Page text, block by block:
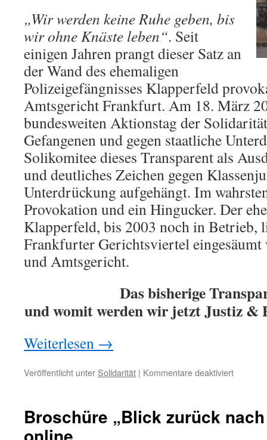
„Wir werden keine Ruhe geben, bis
wir ohne Knäste leben“. Seit
einigen Jahren prangt dieser Satz an
der Wand des ehemaligen
Polizeigefängnisses Klapperfeld
Amtsgericht Frankfurt. Am 18. März
bundesweiten Aktionstag der
Gefangenen und gegen staatliche
Solikomitee dieses Transparent als
und deutliches Zeichen gegen
Unterdrückung aufgehängt. Im
Provokation und ein Hingucker. Der
Klapperfeld, bis 2003 noch in Betrieb,
Frankfurter Gerichtsviertel eingesäumt
und Amtsgericht.
Das bisherige
und womit werden wir jetzt Justiz &
Weiterlesen →
Veröffentlicht unter Solidarität | Kommentare deaktiviertfür
Broschüre „Blick zurück